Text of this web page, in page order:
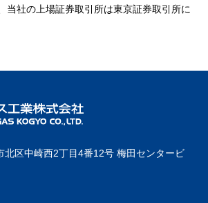
当社の上場証券取引所は東京証券取引所に
区中崎西2丁目4番12号 梅田センタービ